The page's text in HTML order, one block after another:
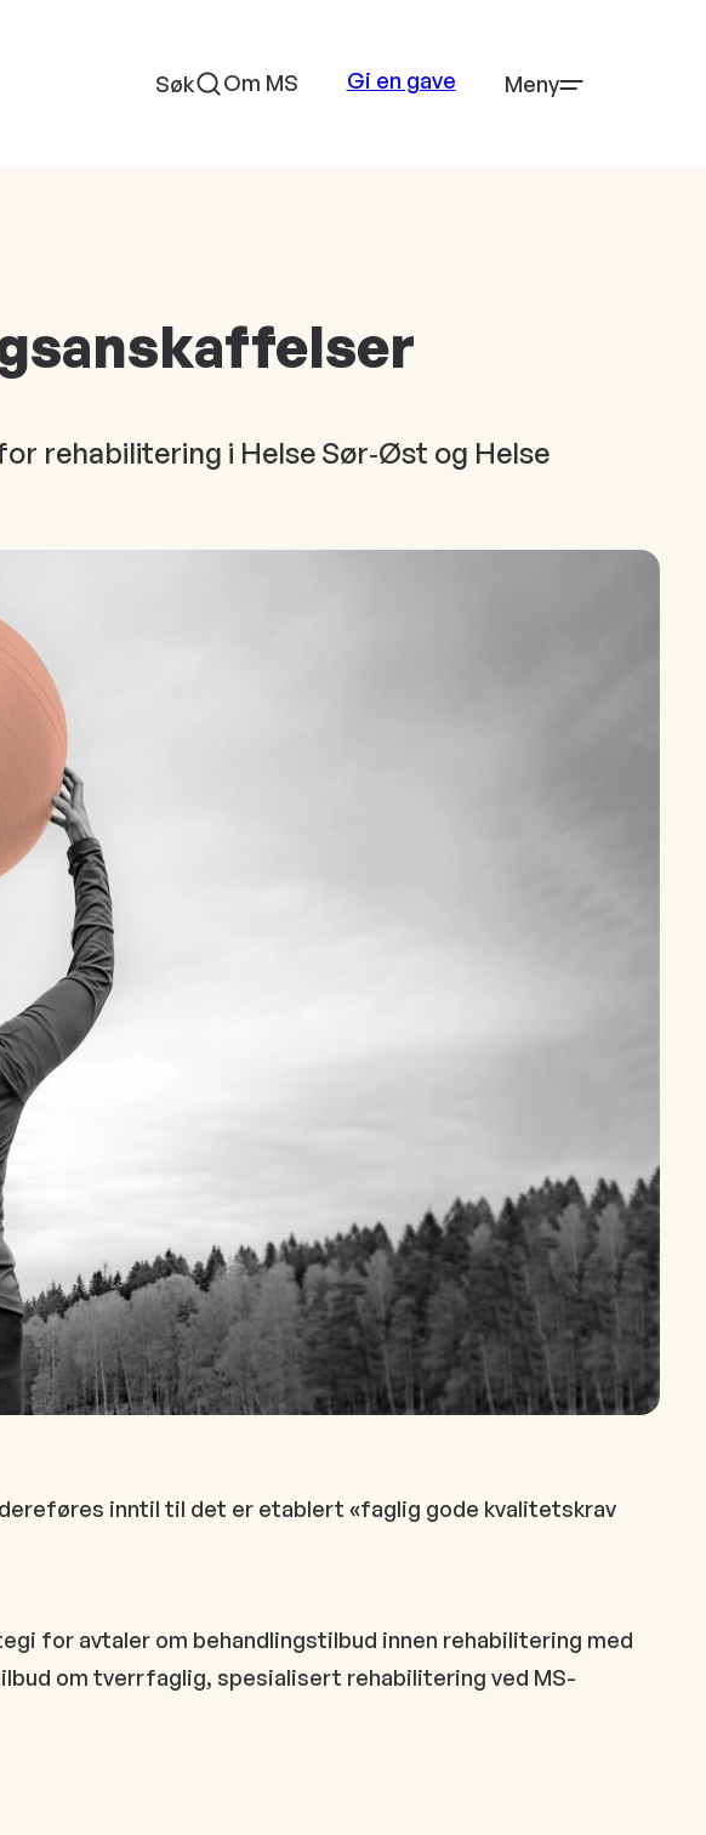
Søk Om MS Gi en gave Meny
rehabilitering i Helse Sør‑Øst og Helse
inntil til det er etablert «faglig gode kvalitetskrav
for avtaler om behandlingstilbud innen rehabilitering med
om tverrfaglig, spesialisert rehabilitering ved MS-